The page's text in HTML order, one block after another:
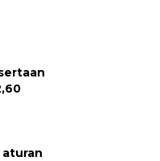
aturan